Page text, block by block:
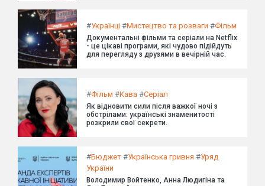
#Українці #Мистецтво та розваги #Фільм
Документальні фільми та серіали на Netflix
- це цікаві програми, які чудово підійдуть
для перегляду з друзями в вечірній час.
#Фільм #Кава #Серіал
Як відновити сили після важкої ночі з
обстрілами: українські знаменитості
розкрили свої секрети.
#Бюджет #Українська гривня #Уряд
України
Володимир Войтенко, Анна Людигіна та